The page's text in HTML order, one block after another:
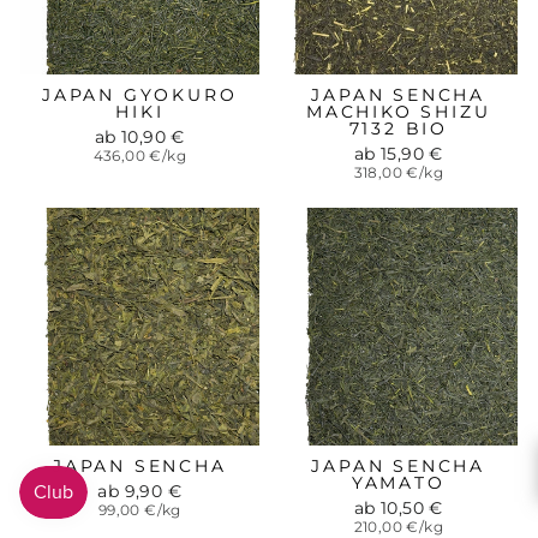
JAPAN GYOKURO
HIKI
ab 10,90 €
436,00 €/kg
JAPAN SENCHA
MACHIKO SHIZU
7132 BIO
ab 15,90 €
318,00 €/kg
JAPAN SENCHA
ab 9,90 €
99,00 €/kg
JAPAN SENCHA
YAMATO
ab 10,50 €
210,00 €/kg